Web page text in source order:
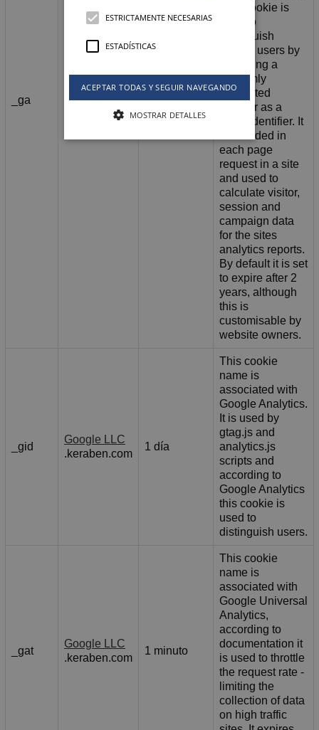
_ga
Google LLC
.keraben.com
2 años
This cookie is
used to
distinguish
unique users by
assigning a
randomly
generated
number as a
client identifier. It
is included in
each page
request in a site
and used to
calculate visitor,
session and
campaign data
for the sites
analytics reports.
By default it is set
to expire after 2
years, although
this is
customisable by
website owners.
_gid
Google LLC
.keraben.com
1 día
This cookie
name is
associated with
Google Analytics.
It is used by
gtag.js and
analytics.js
scripts and
according to
Google Analytics
this cookie is
used to
distinguish users.
_gat
Google LLC
.keraben.com
1 minuto
This cookie
name is
associated with
Google Universal
Analytics,
according to
documentation it
is used to throttle
the request rate -
limiting the
collection of data
on high traffic
ESTRICTAMENTE NECESARIAS
ESTADÍSTICAS
ACEPTAR TODAS Y SEGUIR NAVEGANDO
MOSTRAR DETALLES